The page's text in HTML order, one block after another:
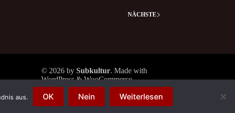
NÄCHSTE
© 2026 by Subkultur. Made with
WordPress & WooCommerce.
Subkulturis a division ofPeriplaneta
Berlin
aus. OK Nein Weiterlesen